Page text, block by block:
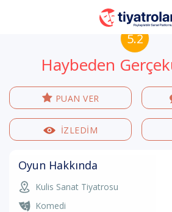
5.2
Haybeden
PUAN VER
İZLEDİM
Oyun Hakkında
Kulis Sanat Tiyatrosu
Komedi